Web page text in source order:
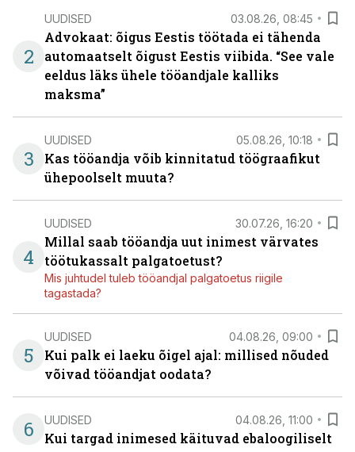
2
UUDISED 03.08.26, 08:45
Advokaat: õigus Eestis töötada ei tähenda
automaatselt õigust Eestis viibida. “See vale
eeldus läks ühele tööandjale kalliks
maksma”
3
UUDISED 05.08.26, 10:18
Kas tööandja võib kinnitatud töögraafikut
ühepoolselt muuta?
4
UUDISED 30.07.26, 16:20
Millal saab tööandja uut inimest värvates
töötukassalt palgatoetust?
Mis juhtudel tuleb tööandjal palgatoetus riigile
tagastada?
5
UUDISED 04.08.26, 09:00
Kui palk ei laeku õigel ajal: millised nõuded
võivad tööandjat oodata?
6 UUDISED 04.08.26, 11:00
Kui targad inimesed käituvad ebaloogiliselt